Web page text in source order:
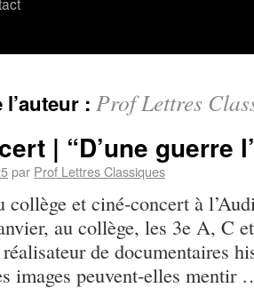
: Prof Lettres
| “D’une guerre
par Prof Lettres Classiques
collège et ciné-concert à
au collège, les 3e A, C
de documentaires
images peuvent-elles